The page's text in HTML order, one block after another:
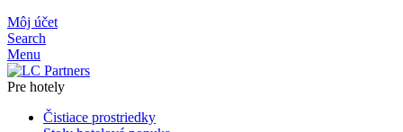
Môj účet
Search
Menu
Pre hotely
Čistiace prostriedky